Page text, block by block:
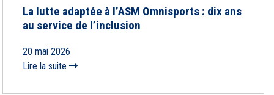
La lutte adaptée à l’ASM Omnisports : dix ans
au service de l’inclusion
20 mai 2026
Lire la suite